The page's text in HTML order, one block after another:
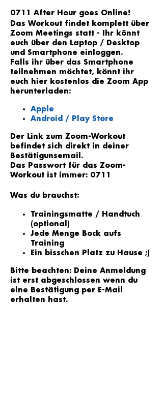
0711 After Hour goes Online!
Das Workout findet komplett über
Zoom Meetings statt - Ihr könnt
euch über den Laptop / Desktop
und Smartphone einloggen.
Falls ihr über das Smartphone
teilnehmen möchtet, könnt ihr
euch hier kostenlos die Zoom App
herunterladen:
Apple
Android / Play Store
Der Link zum Zoom-Workout
befindet sich direkt in deiner
Bestätigunsemail .
Das Passwort für das Zoom-
Workout ist immer: 0711
Was du brauchst:
Trainingsmatte / Handtuch
(optional)
Jede Menge Bock aufs
Training
Ein bisschen Platz zu Hause ;)
Bitte beachten: Deine Anmeldung
ist erst abgeschlossen wenn du
eine Bestätigung per E-Mail
erhalten hast.